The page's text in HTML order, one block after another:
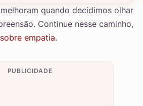
quando decidimos olhar
Continue nesse caminho,
empatia.
PUBLICIDADE